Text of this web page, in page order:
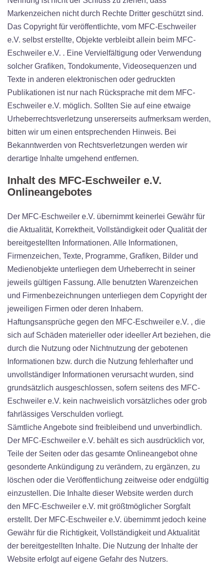
Markenzeichen nicht durch Rechte Dritter geschützt sind.
Das Copyright für veröffentlichte, vom MFC-Eschweiler
e.V. selbst erstellte, Objekte verbleibt allein beim MFC-
Eschweiler e.V. . Eine Vervielfältigung oder Verwendung
solcher Grafiken, Tondokumente, Videosequenzen und
Texte in anderen elektronischen oder gedruckten
Publikationen ist nur nach Rücksprache mit dem MFC-
Eschweiler e.V. möglich. Sollten Sie auf eine etwaige
Urheberrechtsverletzung unsererseits aufmerksam werden,
bitten wir um einen entsprechenden Hinweis. Bei
Bekanntwerden von Rechtsverletzungen werden wir
derartige Inhalte umgehend entfernen.
Inhalt des MFC-Eschweiler e.V.
Onlineangebotes
Der MFC-Eschweiler e.V. übernimmt keinerlei Gewähr für
die Aktualität, Korrektheit, Vollständigkeit oder Qualität der
bereitgestellten Informationen. Alle Informationen,
Firmenzeichen, Texte, Programme, Grafiken, Bilder und
Medienobjekte unterliegen dem Urheberrecht in seiner
jeweils gültigen Fassung. Alle benutzten Warenzeichen
und Firmenbezeichnungen unterliegen dem Copyright der
jeweiligen Firmen oder deren Inhabern.
Haftungsansprüche gegen den MFC-Eschweiler e.V. , die
sich auf Schäden materieller oder ideeller Art beziehen, die
durch die Nutzung oder Nichtnutzung der gebotenen
Informationen bzw. durch die Nutzung fehlerhafter und
unvollständiger Informationen verursacht wurden, sind
grundsätzlich ausgeschlossen, sofern seitens des MFC-
Eschweiler e.V. kein nachweislich vorsätzliches oder grob
fahrlässiges Verschulden vorliegt.
Sämtliche Angebote sind freibleibend und unverbindlich.
Der MFC-Eschweiler e.V. behält es sich ausdrücklich vor,
Teile der Seiten oder das gesamte Onlineangebot ohne
gesonderte Ankündigung zu verändern, zu ergänzen, zu
löschen oder die Veröffentlichung zeitweise oder endgültig
einzustellen. Die Inhalte dieser Website werden durch
den MFC-Eschweiler e.V. mit größtmöglicher Sorgfalt
erstellt. Der MFC-Eschweiler e.V. übernimmt jedoch keine
Gewähr für die Richtigkeit, Vollständigkeit und Aktualität
der bereitgestellten Inhalte. Die Nutzung der Inhalte der
Website erfolgt auf eigene Gefahr des Nutzers.